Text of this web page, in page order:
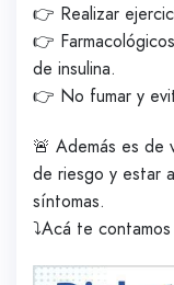
👉 Realizar
👉
de insulina.
👉 No fumar y
🚨 Además es de
de riesgo y estar
síntomas.
⤵️Acá te